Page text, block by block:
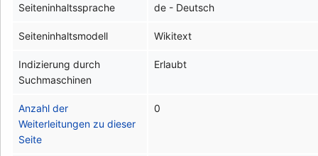
Seiteninhaltssprache de - Deutsch
Seiteninhaltsmodell Wikitext
Indizierung durch
Suchmaschinen
Erlaubt
Anzahl der
Weiterleitungen zu dieser
Seite
0